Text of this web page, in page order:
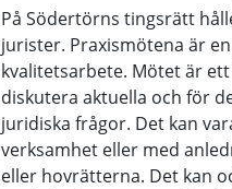
På Södertörns tingsrätt
jurister. Praxismötena är
kvalitetsarbete. Mötet är
diskutera aktuella och för
juridiska frågor. Det kan
verksamhet eller med
eller hovrätterna. Det kan